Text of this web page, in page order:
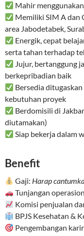
Mahir
Memiliki SIM A dan
area Jabodetabek,
Energik, cepat
serta tahan terhadap
Jujur, bertanggung
berkepribadian baik
Bersedia
kebutuhan proyek
Berdomisili di
diutamakan)
Siap bekerja dalam
Benefit
Gaji: Harap
Tunjangan
Komisi penjualan
BPJS Kesehatan &
Pengembangan